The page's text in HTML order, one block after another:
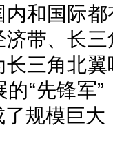
内和国际
带、长
三角北
“先锋军
规模巨